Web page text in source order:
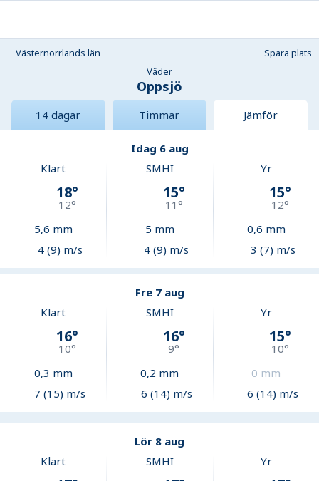
Västernorrlands län
Spara plats
Väder
Oppsjö
14 dagar Timmar Jämför
Idag 6 aug
Klart
18°
12°
5,6 mm
4 (9) m/s
SMHI
15°
11 °
5 mm
4 (9) m/s
Yr
15°
12°
0,6 mm
3 (7) m/s
Fre 7 aug
Klart
16°
10°
0,3 mm
7 (15) m/s
SMHI
16°
9°
0,2 mm
6 (14) m/s
Yr
15°
10°
0 mm
6 (14) m/s
Lör 8 aug
Klart
SMHI Yr